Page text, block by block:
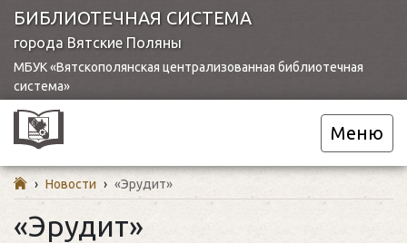
БИБЛИОТЕЧНАЯ СИСТЕМА
города Вятские Поляны
МБУК «Вятскополянская централизованная библиотечная
система»
Меню
› Новости › «Эрудит»
«Эрудит»